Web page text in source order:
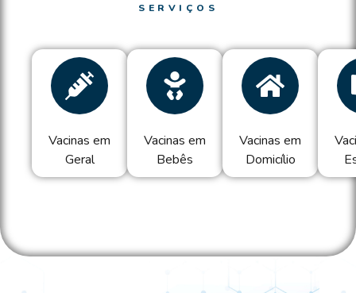
SERVIÇOS
Conheça nossos serviços
Vacinas em
Geral
Vacinas em
Bebês
Vacinas em
Domicílio